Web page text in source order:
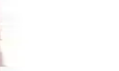
yumuşama süreci konforu